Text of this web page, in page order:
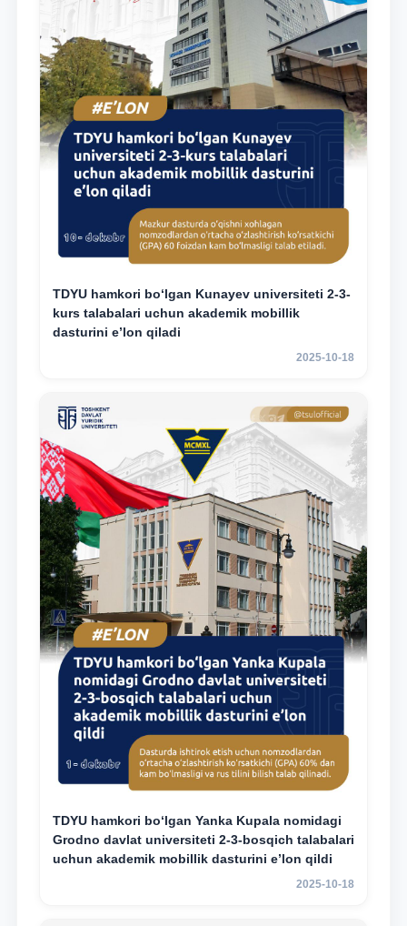
TDYU hamkori bo‘lgan Kunayev universiteti 2-3-
kurs talabalari uchun akademik mobillik
dasturini e’lon qiladi
2025-10-18
TDYU hamkori bo‘lgan Yanka Kupala nomidagi
Grodno davlat universiteti 2-3-bosqich talabalari
uchun akademik mobillik dasturini e’lon qildi
2025-10-18